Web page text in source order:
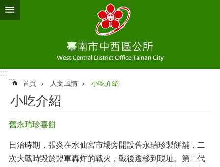
跳到主要內容區塊
:::
:::
首頁 人文風情 小吃介紹
小吃介紹
舊永瑞珍喜餅
日治時期，張炎在水仙宮市場旁開設舊永瑞珍製餅舖，二
次大戰時毀於盟軍轟炸的戰火，戰後遷移到現址。第二代